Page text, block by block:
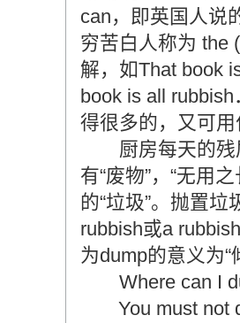
can，即英国人说
穷苦白人称为 the
解，如That book
book is all
得很多的，又可
厨房每天的残
有“废物”，“无用
的“垃圾”。抛置
rubbish或a
为dump的意义为“
Where can I
You must not